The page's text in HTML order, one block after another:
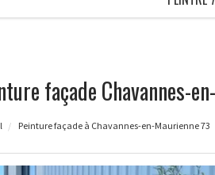
façade Chavannes-
Peinture façade à Chavannes-en-Maurienne 73